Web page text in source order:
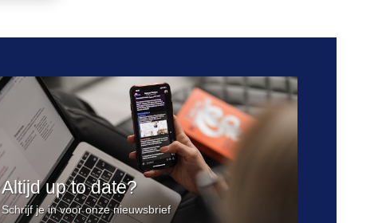
Altijd up to date?
Schrijf je in voor onze nieuwsbrief